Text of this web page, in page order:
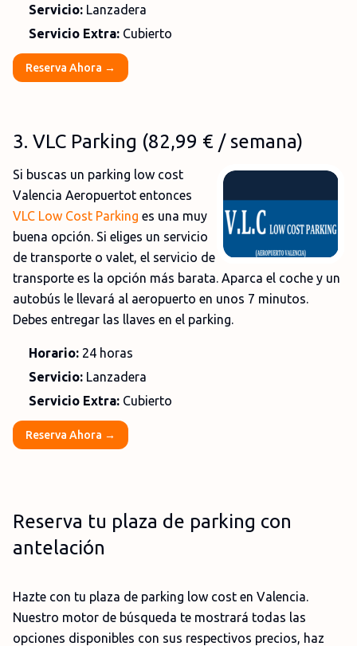
Servicio: Lanzadera
Servicio Extra: Cubierto
Reserva Ahora →
3. VLC Parking (82,99 € / semana)
Si buscas un parking low cost
Valencia Aeropuertot entonces
VLC Low Cost Parking es una muy
buena opción. Si eliges un servicio
de transporte o valet, el servicio de
transporte es la opción más barata. Aparca el coche y un
autobús le llevará al aeropuerto en unos 7 minutos.
Debes entregar las llaves en el parking.
Horario: 24 horas
Servicio: Lanzadera
Servicio Extra: Cubierto
Reserva Ahora →
Reserva tu plaza de parking con
antelación
Hazte con tu plaza de parking low cost en Valencia.
Nuestro motor de búsqueda te mostrará todas las
opciones disponibles con sus respectivos precios, haz